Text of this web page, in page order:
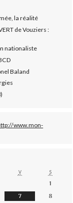
la réalité
de Vouziers :
nationaliste
Baland
V S
1
7
8